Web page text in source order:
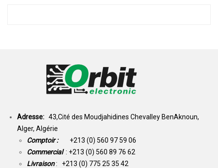
Adresse: 43,Cité des Moudjahidines Chevalley BenAknoun,
Alger, Algérie
Comptoir : +213 (0) 560 97 59 06
Commercial : +213 (0) 560 89 76 62
Livraison: +213 (0) 775 25 35 42